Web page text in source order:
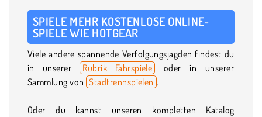
SPIELE MEHR KOSTENLOSE ONLINE-
SPIELE WIE HOTGEAR
Viele andere spannende Verfolgungsjagden findest du
in unserer Rubrik Fahrspiele
oder in unserer
Sammlung von Stadtrennspielen .
Oder du kannst unseren kompletten Katalog